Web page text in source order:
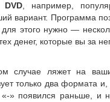
DVD , например,
вариант. Программа
этого нужно —
денег, которые вы за
случае ляжет на
только два формата и,
«-» появился раньше, и